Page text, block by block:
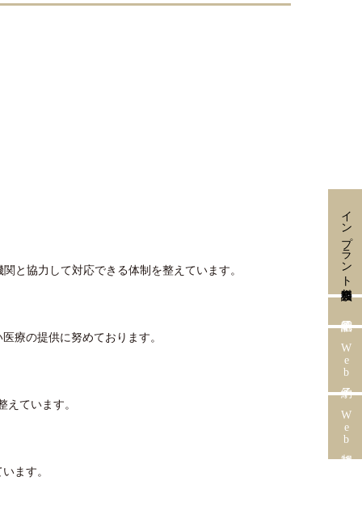
と協力して対応できる体制を整えています。
療の提供に努めております。
ています。
ます。
インプラント無料相談会
Web予約
Web相談